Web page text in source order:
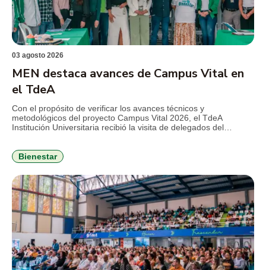
03 agosto 2026
MEN destaca avances de Campus Vital en
el TdeA
Con el propósito de verificar los avances técnicos y
metodológicos del proyecto Campus Vital 2026, el TdeA
Institución Universitaria recibió la visita de delegados del
estudiantil y consolidar estrategias de bienestar con enfoque
integral. Durante la jornada, el […]
Bienestar